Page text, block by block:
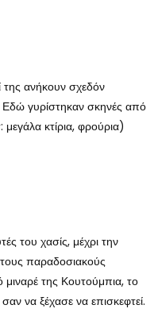
της ανήκουν σχεδόν
Εδώ γυρίστηκαν σκηνές από
κτίρια, φρούρια)
του χασίς, μέχρι την
παραδοσιακούς
της Κουτούμπια, το
να ξέχασε να επισκεφτεί.